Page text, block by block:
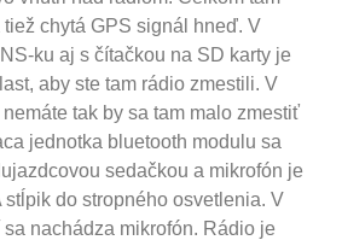
chytá GPS signál hneď. V
ku aj s čítačkou na SD karty je
aby ste tam rádio zmestili. V
tak by sa tam malo zmestiť
jednotka bluetooth modulu sa
sedačkou a mikrofón je
stĺpik do stropného osvetlenia. V
nachádza mikrofón. Rádio je